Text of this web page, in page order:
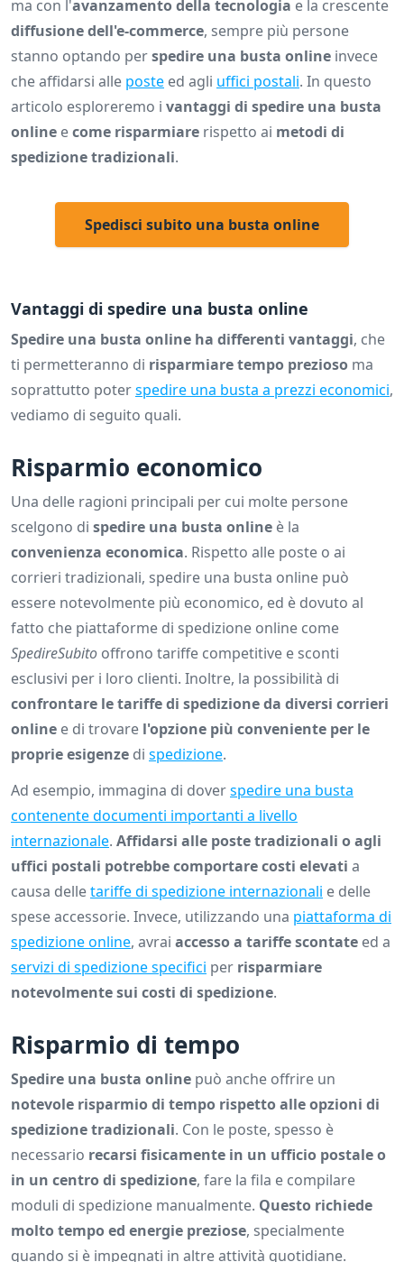
ma con l'avanzamento della tecnologia e la crescente
diffusione dell'e-commerce, sempre più persone
stanno optando perspedire una busta online invece
che affidarsi alle poste ed agli uffici postali. In questo
articolo esploreremo i vantaggi di spedire una busta
online ecome risparmiare rispetto ai metodi di
spedizione tradizionali.
Spedisci subito una busta online
Vantaggi di spedire una busta online
Spedire una busta online ha differenti vantaggi, che
ti permetteranno di risparmiare tempo prezioso ma
soprattutto poterspedire una busta a prezzi economici,
vediamo di seguito quali.
Risparmio economico
Una delle ragioni principali per cui molte persone
scelgono di spedire una busta online è la
convenienza economica. Rispetto alle poste o ai
corrieri tradizionali, spedire una busta online può
essere notevolmente più economico, ed è dovuto al
fatto che piattaforme di spedizione online come
SpedireSubito offrono tariffe competitive e sconti
esclusivi per i loro clienti. Inoltre, la possibilità di
confrontare le tariffe di spedizione da diversi corrieri
online e di trovare l'opzione più conveniente per le
proprie esigenze di spedizione.
Ad esempio, immagina di doverspedire una busta
contenente documenti importanti a livello
internazionale. Affidarsi alle poste tradizionali o agli
uffici postali potrebbe comportare costi elevati a
causa delletariffe di spedizione internazionali e delle
spese accessorie. Invece, utilizzando una piattaforma di
spedizione online, avrai accesso a tariffe scontate ed a
servizi di spedizione specifici per risparmiare
notevolmente sui costi di spedizione.
Risparmio di tempo
Spedire una busta online può anche offrire un
notevole risparmio di tempo rispetto alle opzioni di
spedizione tradizionali. Con le poste, spesso è
necessario recarsi fisicamente in un ufficio postale o
in un centro di spedizione, fare la fila e compilare
moduli di spedizione manualmente. Questo richiede
molto tempo ed energie preziose, specialmente
quando si è impegnati in altre attività quotidiane.